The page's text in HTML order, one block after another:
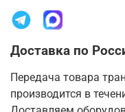
Доставка по
Передача товара
производится в